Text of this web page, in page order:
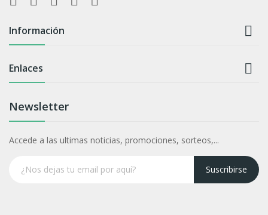
Información 
Enlaces 
Newsletter
Accede a las ultimas noticias, promociones, sorteos,...
Suscribirse